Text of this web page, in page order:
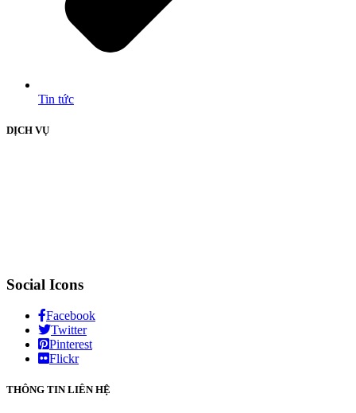
Tin tức
DỊCH VỤ
Social Icons
Facebook
Twitter
Pinterest
Flickr
THÔNG TIN LIÊN HỆ